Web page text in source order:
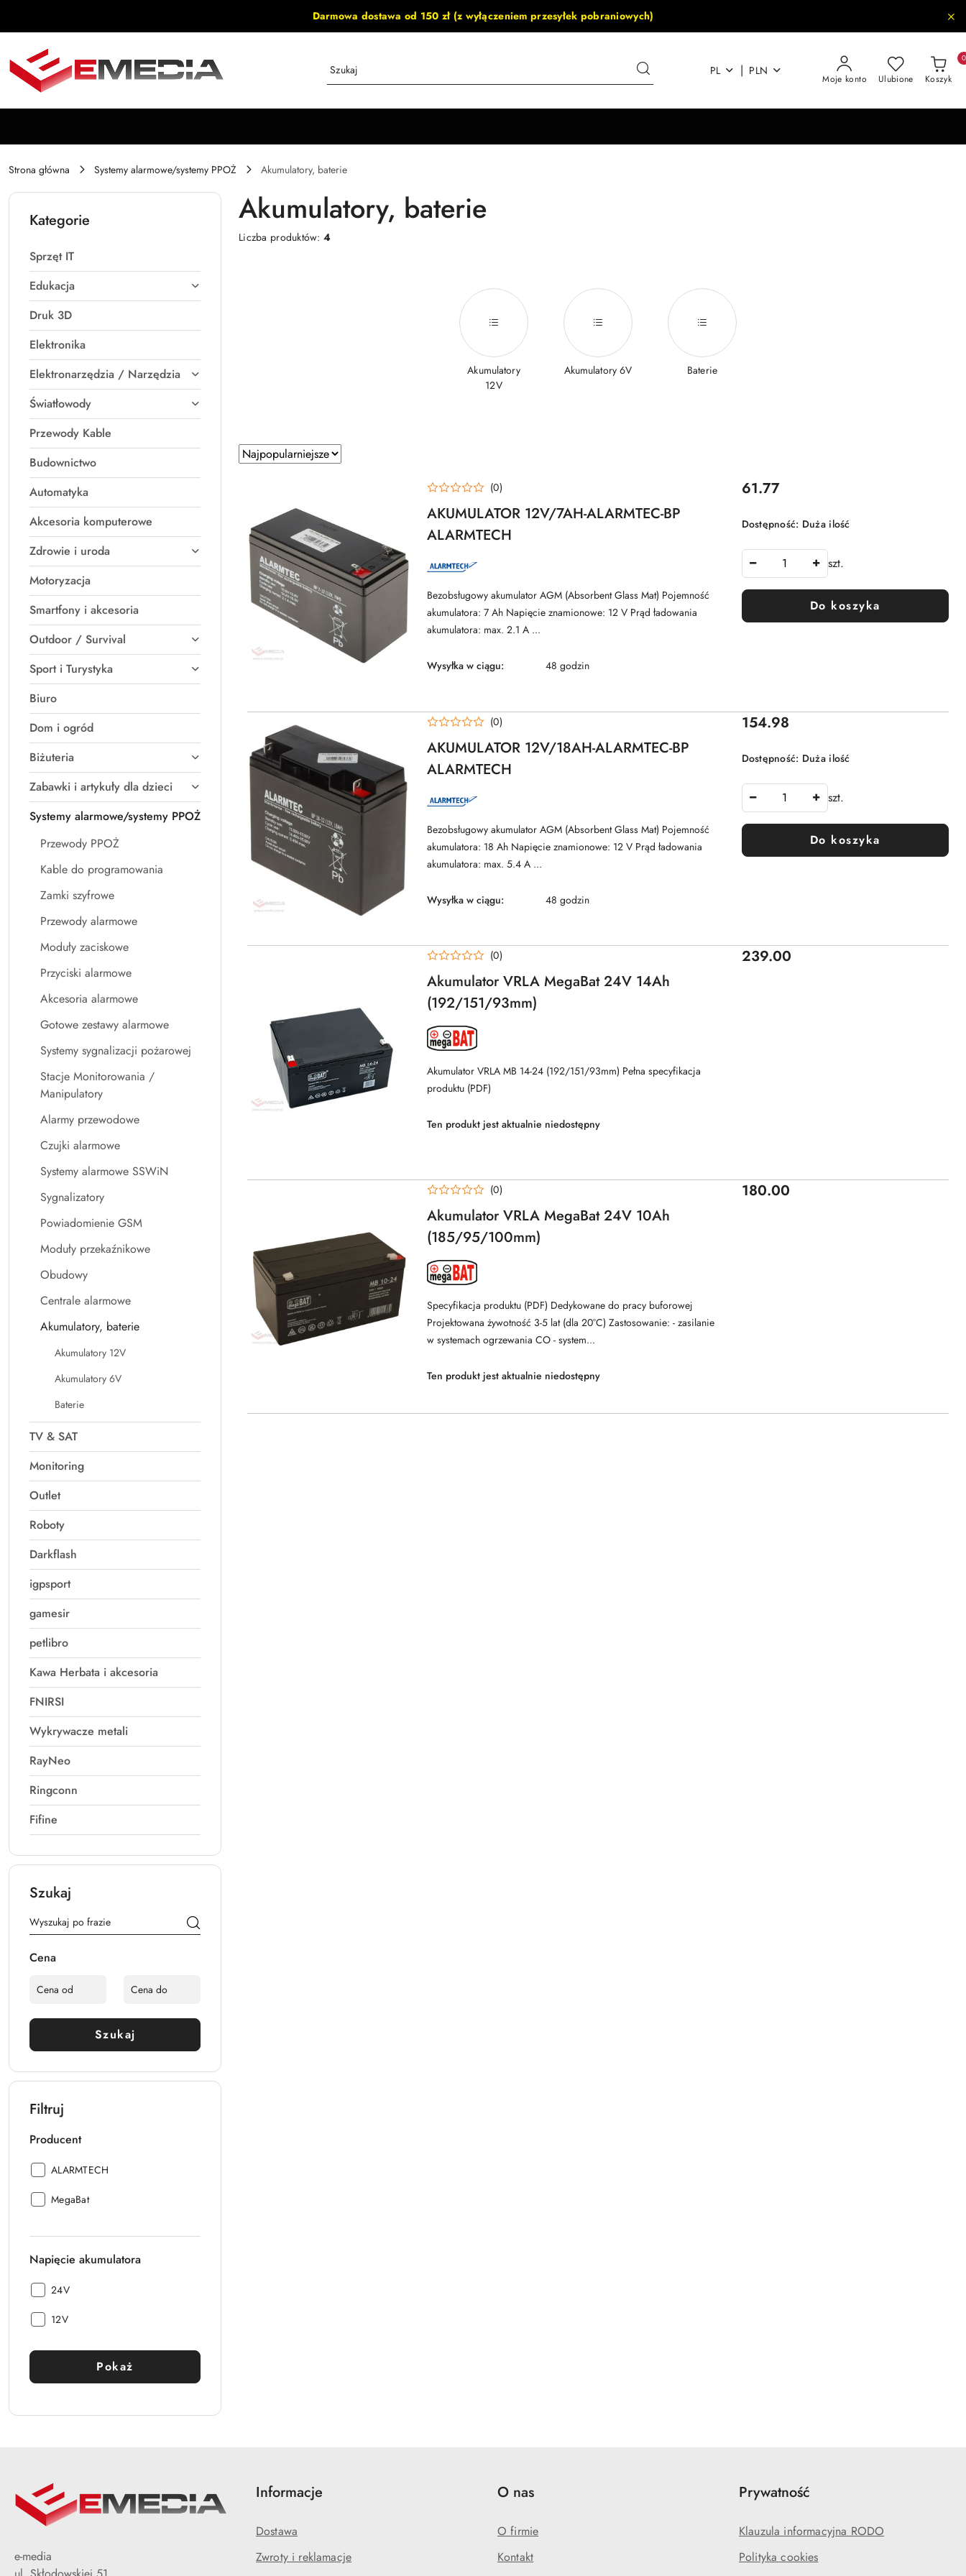
Darmowa dostawa od 150 zł (z wyłączeniem przesyłek pobraniowych)
PL | PLN
Moje konto Ulubione Koszyk
0
Strona główna Systemy alarmowe/systemy PPOŻ Akumulatory, baterie
Kategorie
Sprzęt IT
Edukacja
Druk 3D
Elektronika
Elektronarzędzia / Narzędzia
Światłowody
Przewody Kable
Budownictwo
Automatyka
Akcesoria komputerowe
Zdrowie i uroda
Motoryzacja
Smartfony i akcesoria
Outdoor / Survival
Sport i Turystyka
Biuro
Dom i ogród
Biżuteria
Zabawki i artykuły dla dzieci
Systemy alarmowe/systemy PPOŻ
Przewody PPOŻ
Kable do programowania
Zamki szyfrowe
Przewody alarmowe
Moduły zaciskowe
Przyciski alarmowe
Akcesoria alarmowe
Gotowe zestawy alarmowe
Systemy sygnalizacji pożarowej
Stacje Monitorowania /
Manipulatory
Alarmy przewodowe
Czujki alarmowe
Systemy alarmowe SSWiN
Sygnalizatory
Powiadomienie GSM
Moduły przekaźnikowe
Obudowy
Centrale alarmowe
Akumulatory, baterie
Akumulatory 12V
Akumulatory 6V
Baterie
TV & SAT
Monitoring
Outlet
Roboty
Darkflash
igpsport
gamesir
petlibro
Kawa Herbata i akcesoria
FNIRSI
Wykrywacze metali
RayNeo
Ringconn
Fifine
Szukaj
Cena
Szukaj
Filtruj
Producent
Producent:
ALARMTECH
Producent:
MegaBat
Napięcie akumulatora
Napięcie
24V
Napięcie
12V
Pokaż
Akumulatory, baterie
Liczba produktów:4
Akumulatory
12V
Akumulatory 6V Baterie
Zastosowano
sortowanie:
Sortuj
według
AKUMULATOR 12V/7AH-ALARMTEC-BP
ALARMTECH
(0)
NAZWA
PRODUCENTA:
Bezobsługowy akumulator AGM (Absorbent Glass Mat) Pojemność
akumulatora: 7 Ah Napięcie znamionowe: 12 V Prąd ładowania
akumulatora: max. 2.1 A ...
Wysyłka w ciągu: 48 godzin
Cena:
61.77
Dostępność: Duża ilość
szt.
Do koszyka
AKUMULATOR 12V/18AH-ALARMTEC-BP
ALARMTECH
(0)
NAZWA
PRODUCENTA:
Bezobsługowy akumulator AGM (Absorbent Glass Mat) Pojemność
akumulatora: 18 Ah Napięcie znamionowe: 12 V Prąd ładowania
akumulatora: max. 5.4 A ...
Wysyłka w ciągu: 48 godzin
Cena:
154.98
Dostępność: Duża ilość
szt.
Do koszyka
Akumulator VRLA MegaBat 24V 14Ah
(192/151/93mm)
(0)
NAZWA
PRODUCENTA:
MEGABAT
Akumulator VRLA MB 14-24 (192/151/93mm) Pełna specyfikacja
produktu (PDF)
Ten produkt jest aktualnie niedostępny
Cena:
239.00
Akumulator VRLA MegaBat 24V 10Ah
(185/95/100mm)
(0)
NAZWA
PRODUCENTA:
MEGABAT
Specyfikacja produktu (PDF) Dedykowane do pracy buforowej
Projektowana żywotność 3-5 lat (dla 20°C) Zastosowanie: - zasilanie
w systemach ogrzewania CO - system...
Ten produkt jest aktualnie niedostępny
Cena:
180.00
e-media
Informacje
Dostawa
Zwroty i reklamacje
O nas
O firmie
Kontakt
Prywatność
Klauzula informacyjna RODO
Polityka cookies